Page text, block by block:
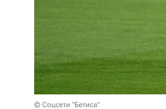
© Соцсети "Бетиса"